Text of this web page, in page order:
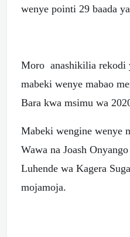
wenye pointi 29 baada
Moro anashikilia rekodi
mabeki wenye mabao
Bara kwa msimu wa
Mabeki wengine wenye
Wawa na Joash
Luhende wa Kagera
mojamoja.